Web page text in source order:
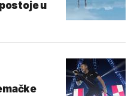
u